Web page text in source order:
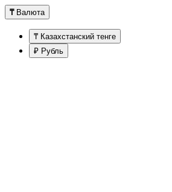
₸ Валюта
₸ Казахстанский тенге
₽ Рубль